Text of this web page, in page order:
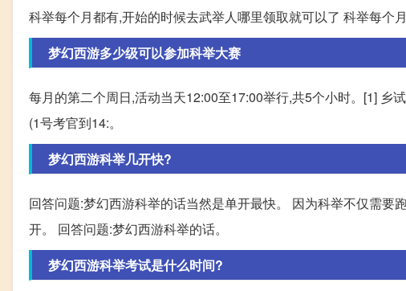
科举每个月都有,开始的时候去武举人哪里领取就可以了 科举每个
梦幻西游多少级可以参加科举大赛
每月的第二个周日,活动当天12:00至17:00举行,共5个小时。[1] 乡
(1号考官到14:。
梦幻西游科举几开快?
回答问题:梦幻西游科举的话当然是单开最快。 因为科举不仅需
开。 回答问题:梦幻西游科举的话。
梦幻西游科举考试是什么时间?